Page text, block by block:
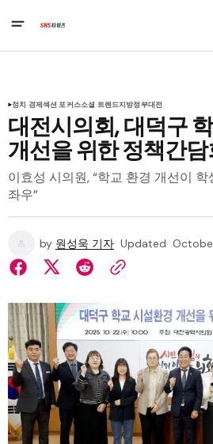
정치 경제섹션 포커스소셜 트렌드지방정부대전
대전시의회, 대덕구
개선을 위한 정책간담
이효성 시의원, “학교 환경 개선이
좌우”
by 원성욱 기자 Updated